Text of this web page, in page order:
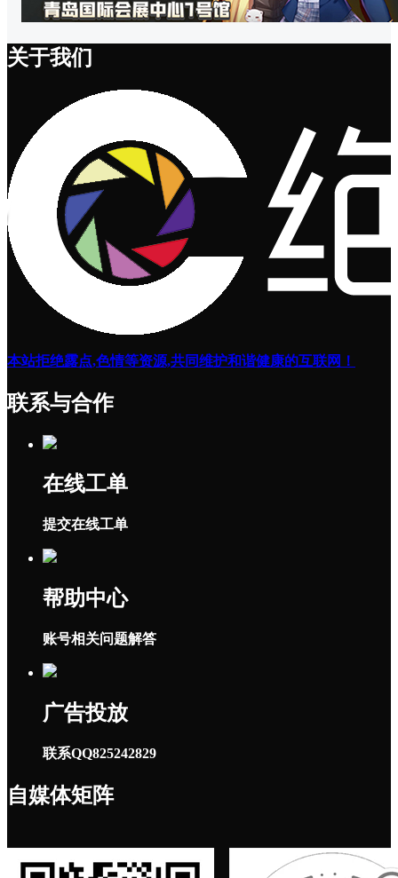
关于我们
本站拒绝露点,色情等资源,共同维护和谐健康的互联网！
联系与合作
在线工单
提交在线工单
帮助中心
账号相关问题解答
广告投放
联系QQ825242829
自媒体矩阵